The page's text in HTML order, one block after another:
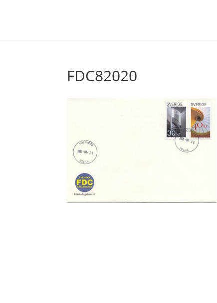
FDC82020